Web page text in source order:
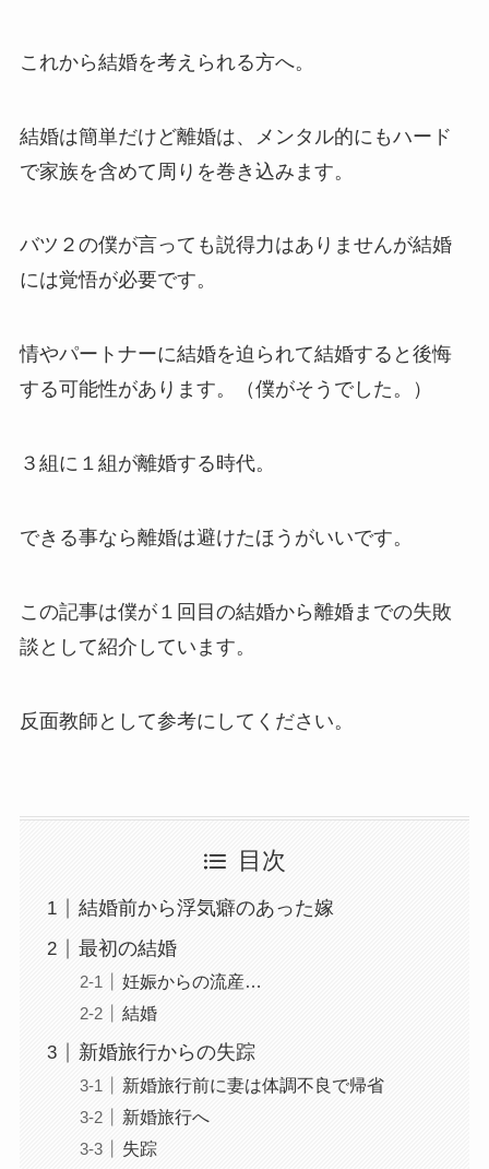
これから結婚を考えられる方へ。
結婚は簡単だけど離婚は、メンタル的にもハード
で家族を含めて周りを巻き込みます。
バツ２の僕が言っても説得力はありませんが結婚
には覚悟が必要です。
情やパートナーに結婚を迫られて結婚すると後悔
する可能性があります。（僕がそうでした。）
３組に１組が離婚する時代。
できる事なら離婚は避けたほうがいいです。
この記事は僕が１回目の結婚から離婚までの失敗
談として紹介しています。
反面教師として参考にしてください。
目次
結婚前から浮気癖のあった嫁
最初の結婚
妊娠からの流産…
結婚
新婚旅行からの失踪
新婚旅行前に妻は体調不良で帰省
新婚旅行へ
失踪